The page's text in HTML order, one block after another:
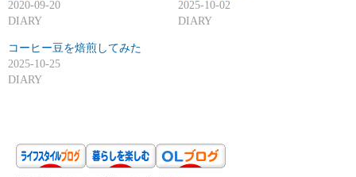
2020-09-20
DIARY
2025-10-02
DIARY
コーヒー豆を焙煎してみた
2025-10-25
DIARY